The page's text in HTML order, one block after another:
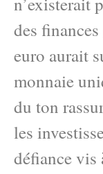
des
euro aurait
monnaie
du ton
les
défiance vis